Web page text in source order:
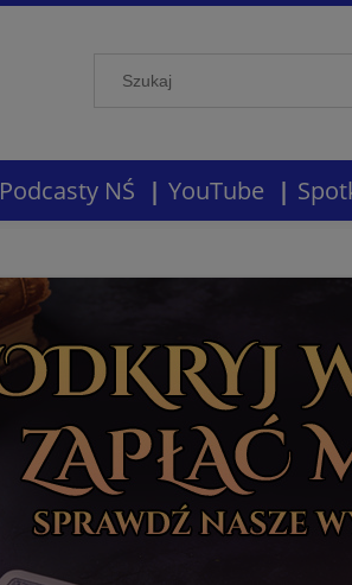
Podcasty NŚ YouTube